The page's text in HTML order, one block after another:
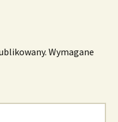
Wymagane